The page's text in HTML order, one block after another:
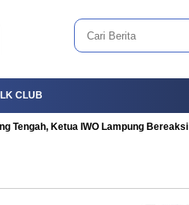
CLUB
Tengah, Ketua IWO Lampung Bereaksi